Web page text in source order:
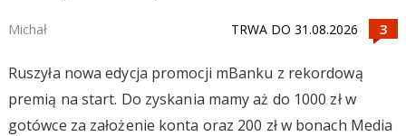
Michał TRWA DO 31.08.2026
Ruszyła nowa edycja promocji mBanku z rekordową
premią na start. Do zyskania mamy aż do 1000 zł w
gotówce za założenie konta oraz 200 zł w bonach Media